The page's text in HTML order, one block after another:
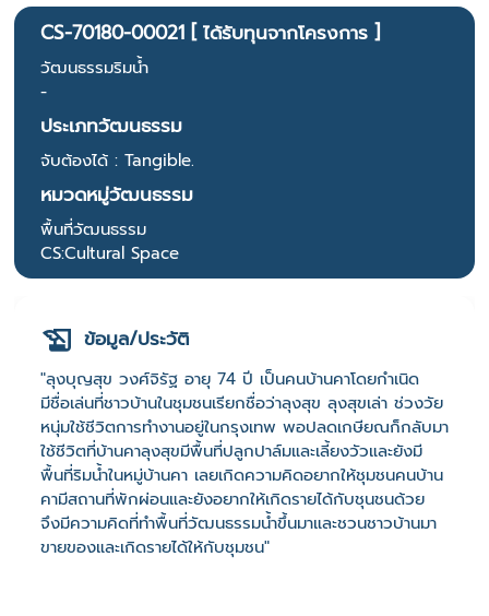
CS-70180-00021 [ ได้รับทุนจากโครงการ ]
วัฒนธรรมริมน้ำ
-
ประเภทวัฒนธรรม
จับต้องได้ : Tangible.
หมวดหมู่วัฒนธรรม
พื้นที่วัฒนธรรม
CS:Cultural Space
ข้อมูล/ประวัติ
"ลุงบุญสุข วงศ์จิรัฐ อายุ 74 ปี เป็นคนบ้านคาโดยกำเนิด
มีชื่อเล่นที่ชาวบ้านในชุมชนเรียกชื่อว่าลุงสุข ลุงสุขเล่า ช่วงวัย
หนุ่มใช้ชีวิตการทำงานอยู่ในกรุงเทพ พอปลดเกษียณก็กลับมา
ใช้ชีวิตที่บ้านคาลุงสุขมีพื้นที่ปลูกปาล์มและเลี้ยงวัวและยังมี
พื้นที่ริมน้ำในหมู่บ้านคา เลยเกิดความคิดอยากให้ชุมชนคนบ้าน
คามีสถานที่พักผ่อนและยังอยากให้เกิดรายได้กับชุนชนด้วย
จึงมีความคิดที่ทำพื้นที่วัฒนธรรมน้ำขึ้นมาและชวนชาวบ้านมา
ขายของและเกิดรายได้ให้กับชุมชน"